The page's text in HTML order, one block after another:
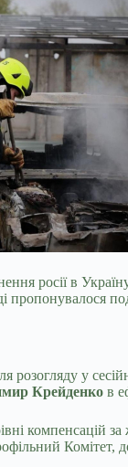
росії в
пропонувалося
розогляду у
Крейденко в
компенсацій за
Комітет,